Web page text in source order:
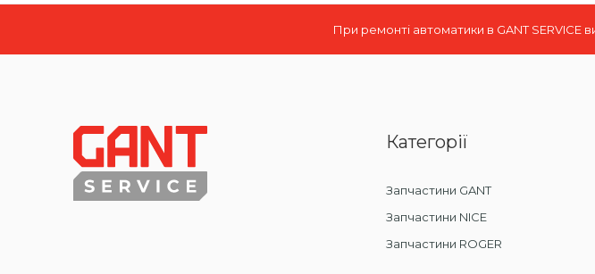
При ремонті автоматики в GANT SERVICE
Категорії
Запчастини GANT
Запчастини NICE
Запчастини ROGER